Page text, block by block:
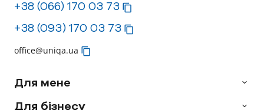
+38 (066) 170 03 73
+38 (093) 170 03 73
office@uniqa.ua
Для мене
Для бізнесу